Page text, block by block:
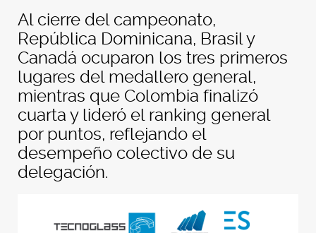
Al cierre del campeonato,
República Dominicana, Brasil y
Canadá ocuparon los tres primeros
lugares del medallero general,
mientras que Colombia finalizó
cuarta y lideró el ranking general
por puntos, reflejando el
desempeño colectivo de su
delegación.